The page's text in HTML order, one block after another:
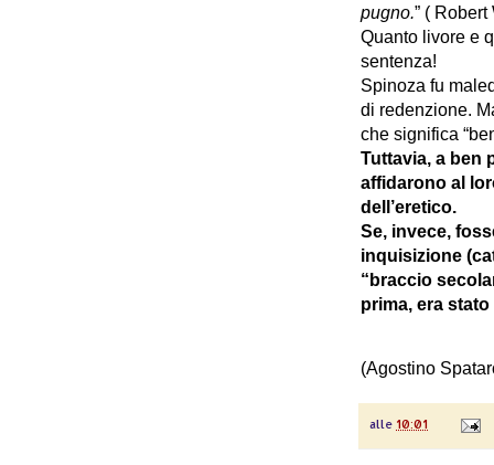
pugno.” (
Quanto livore e
sentenza!
Spinoza fu
di reden­zione.
che significa
Tuttavia, a ben
affidarono al
dell’eretico.
Se, invece,
inquisizione
“braccio
prima, era
(Agostino
alle 10:01